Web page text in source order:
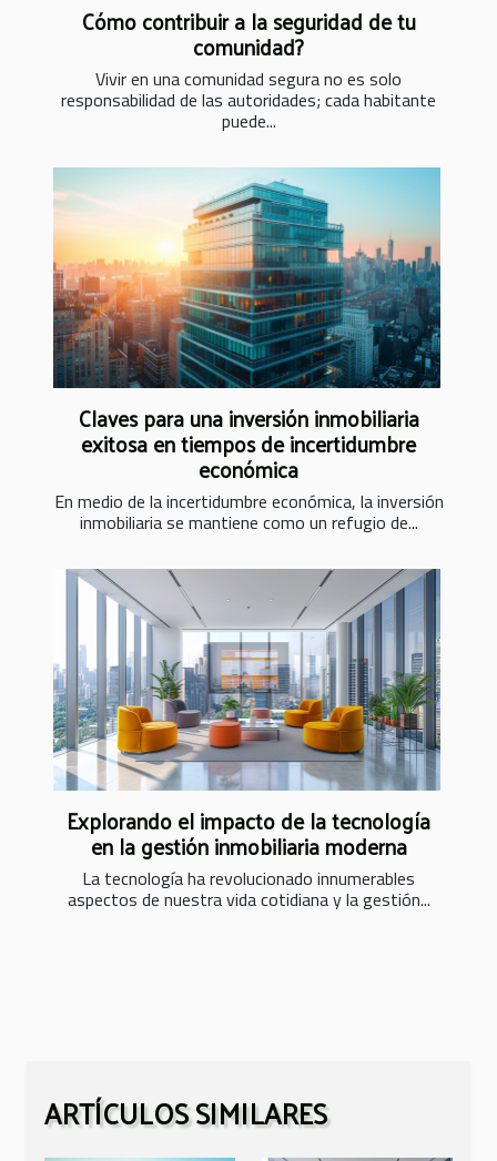
Cómo contribuir a la seguridad de tu
comunidad?
Vivir en una comunidad segura no es solo
responsabilidad de las autoridades; cada habitante
puede...
Claves para una inversión inmobiliaria
exitosa en tiempos de incertidumbre
económica
En medio de la incertidumbre económica, la inversión
inmobiliaria se mantiene como un refugio de...
Explorando el impacto de la tecnología
en la gestión inmobiliaria moderna
La tecnología ha revolucionado innumerables
aspectos de nuestra vida cotidiana y la gestión...
ARTÍCULOS SIMILARES